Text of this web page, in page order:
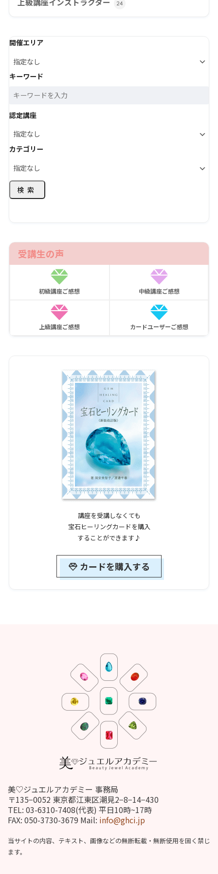
24
開催エリア
キーワード
認定講座
カテゴリー
検索
受講生の声
初級講座ご感想 中級講座ご感想
上級講座ご感想 カードユーザーご感想
講座を受講しなくても
宝石ヒーリングカードを購入
することができます♪
カードを購入する
美♡ジュエルアカデミー 事務局
〒135−0052 東京都江東区潮見2−8−14−430
TEL: 03-6310-7408(代表) 平日10時~17時
FAX: 050-3730-3679 Mail: info@ghci.jp
当サイトの内容、テキスト、画像などの無断転載・無断使用を固く禁じ
ます。